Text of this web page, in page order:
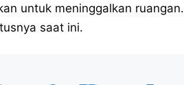
untuk meninggalkan ruangan.
saat ini.